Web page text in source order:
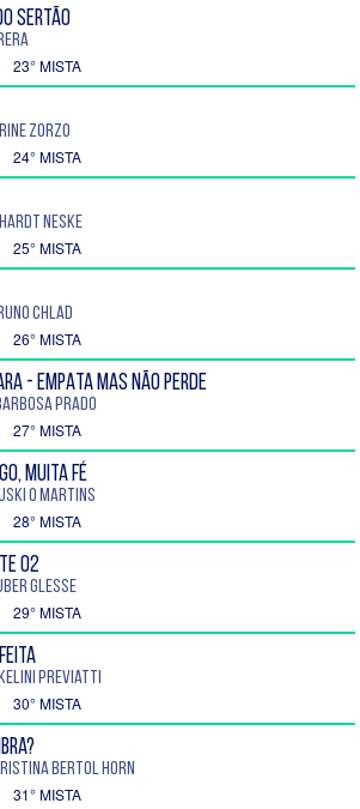
SERTÃO
23° MISTA
Zorzo
24° MISTA
Neske
25° MISTA
Chlad
26° MISTA
- EMPATA MAS NÃO PERDE
Prado
27° MISTA
MUITA FÉ
O Martins
28° MISTA
02
Glesse
29° MISTA
Previatti
30° MISTA
Bertol Horn
31° MISTA